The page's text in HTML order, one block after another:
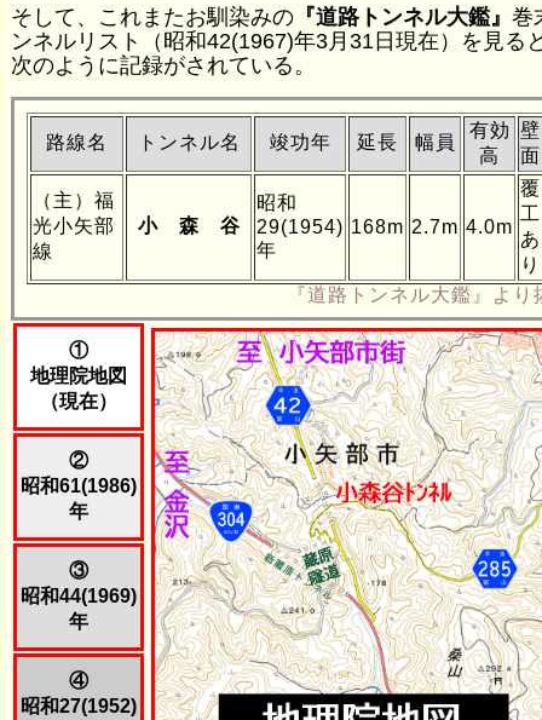
そして、これまたお馴染みの 『道路トンネル大鑑』 巻
ンネルリスト（昭和42(1967)年3月31日現在）を見る
次のように記録がされている。
路線名 トンネル名 竣功年 延長 幅員
有効
高
壁
面
（主）福
光小矢部
線
小 森 谷
昭和
29(1954)
年
168m 2.7m 4.0m
覆
工
あ
り
『道路トンネル大鑑』より
①
地理院地図
（現在）
②
昭和61(1986)
年
③
昭和44(1969)
年
④
昭和27(1952)